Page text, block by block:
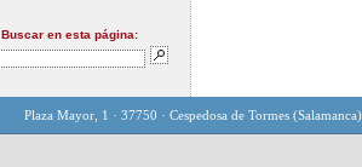
Buscar en esta página:
Plaza Mayor, 1 · 37750 · Cespedosa de Tormes